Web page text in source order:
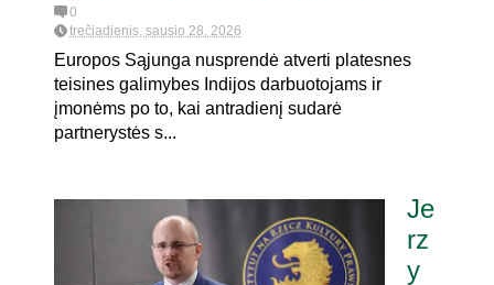
0
trečiadienis, sausio 28, 2026
Europos Sąjunga nusprendė atverti platesnes
teisines galimybes Indijos darbuotojams ir
įmonėms po to, kai antradienį sudarė
partnerystės s...
Je
rz
y